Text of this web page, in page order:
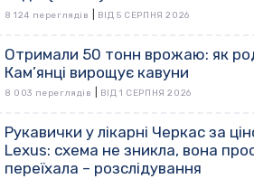
8 124 переглядів ВІД 5 СЕРПНЯ 2026
Отримали 50 тонн врожаю: як
Кам’янці вирощує кавуни
8 003 переглядів ВІД 1 СЕРПНЯ 2026
Рукавички у лікарні Черкас за
Lexus: схема не зникла, вона
переїхала – розслідування